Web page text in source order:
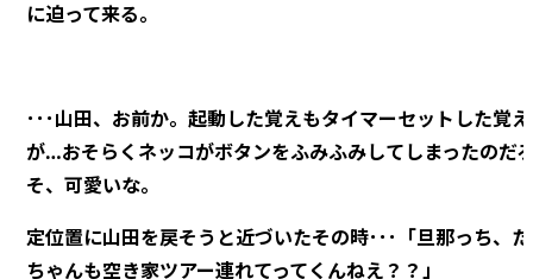
に迫って来る。
･･･山田、お前か。起動した覚えもタイマーセットした覚
が…おそらくネッコがボタンをふみふみしてしまったのだ
そ、可愛いな。
定位置に山田を戻そうと近づいたその時･･･「旦那っち、
ちゃんも空き家ツアー連れてってくんねえ？？」